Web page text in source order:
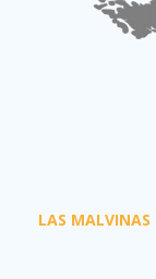
LAS MALVINAS